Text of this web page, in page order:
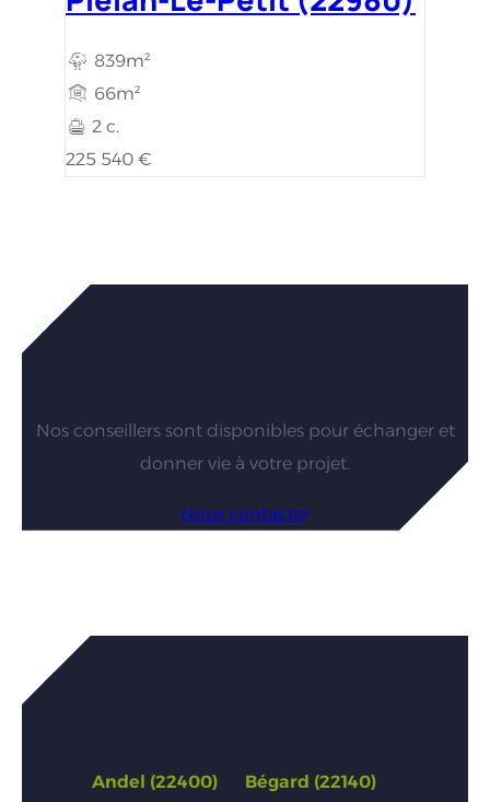
839m²
66m²
2 c.
225 540 €
Vous êtes intéressés par nos
Nos conseillers sont disponibles pour échanger et
donner vie à votre projet.
Nous contacter
Annonces de Côtes-d’Armor
Andel (22400)
Bégard (22140)